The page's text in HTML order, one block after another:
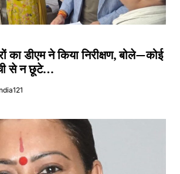
का डीएम ने किया निरीक्षण, बोले—कोई
से न छूटे…